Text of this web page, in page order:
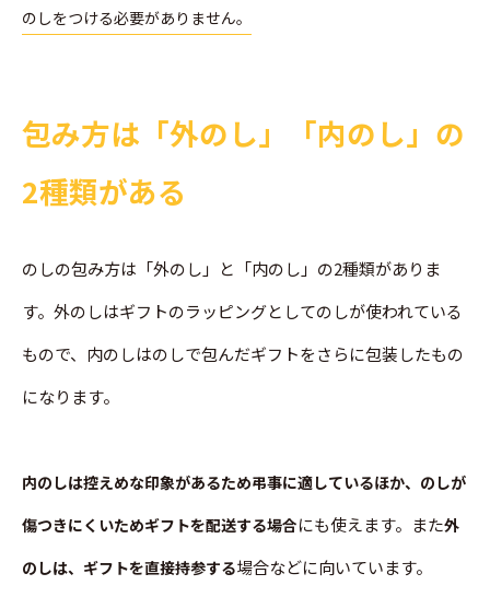
のしをつける必要がありません。
包み方は「外のし」「内のし」の
2種類がある
のしの包み方は「外のし」と「内のし」の2種類がありま
す。外のしはギフトのラッピングとしてのしが使われている
もので、内のしはのしで包んだギフトをさらに包装したもの
になります。
内のしは控えめな印象があるため弔事に適しているほか、のしが
傷つきにくいためギフトを配送する場合にも使えます。また外
のしは、ギフトを直接持参する場合などに向いています。